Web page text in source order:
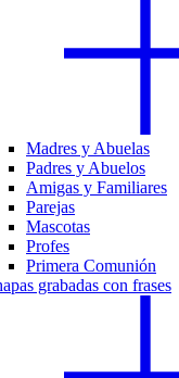
Madres y Abuelas
Padres y Abuelos
Amigas y Familiares
Parejas
Mascotas
Profes
Primera Comunión
grabadas con frases